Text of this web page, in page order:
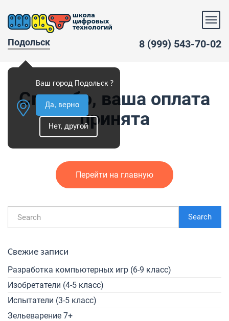
Подольск
Ваш город Подольск ?
Да, верно
Нет, другой
8 (999) 543-70-02
Спасибо, ваша оплата
принята
Перейти на главную
Search
Свежие записи
Разработка компьютерных игр (6-9 класс)
Изобретатели (4-5 класс)
Испытатели (3-5 класс)
Зельеварение 7+